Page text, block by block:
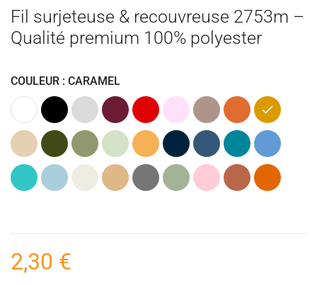
Fil surjeteuse & recouvreuse 2753m –
Qualité premium 100% polyester
COULEUR : CARAMEL
Blanc Noir
Gris
clair
BordeauxRouge Rose
Clair
Taupe
(Marron)
OrangeCaramel
Beige
Kaki
(Vert
Armée)
Vert
Olive
Vert
menthe
Ocre
(Jaune)
Bleu
marine
Bleu
jeans
foncé
Pétrole
(Bleu)
Bleu
Bleu
turquoise
Bleu
pastel
Ecru NaturelGris
foncé
Vert
(Vieux)
Rose
poudré
Argile Rouille
(Cuivré)
2,30 €